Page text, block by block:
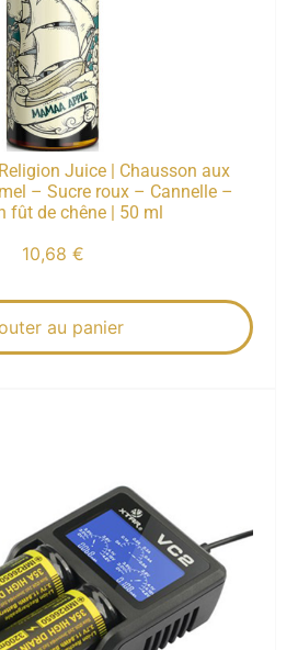
Juice | Chausson aux
– Sucre roux – Cannelle –
fût de chêne | 50 ml
10,68 €
au panier